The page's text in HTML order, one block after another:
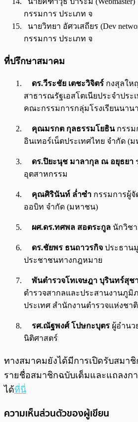
กรรมการ ประเภท จ
นายวิทยา อัศวเสถียร
กรรมการ ประเภท จ
ที่ปรึกษาสมาคม
ดร.วีระชัย เตชะวิจิตร์ กงสุลให
สาธารณรัฐเอสโตเนียประจำประ
คณะกรรมการกลุ่มโรงเรียนนาน
คุณมรกต กุลธรรมโยธิน กรรม
อินเทอร์เน็ตประเทศไทย จำกัด (
ดร.ปิยะนุช มาลากุล ณ อยุธยา
อุตสาหกรรม
คุณศิรินันท์ ล่ำซำ กรรมการผู้
ออบิท จำกัด (มหาชน)
ผศ.ดร.ทศพล สอตระกูล นักวิช
ดร.ชัยพร ธนถาวรกิจ ประธาน
ประชาชนทางกฎหมาย
พันตำรวจโทเจษฎา บุรินทร์สุช
ตำรวจสากลและประสานงานภูมิ
ประเทศ สำนักงานตำรวจแห่งชาติ
รศ.ณัฐพงศ์ โปษกะบุตร ผู้อำน
นิติศาสตร์
ทางสมาคมยังได้มีการเปิดรับสมา
รายชื่อสมาชิกฉบับเต็มและแถลงก
ได้ที่นี่
ความเห็นส่วนตัวของผู้เขียน